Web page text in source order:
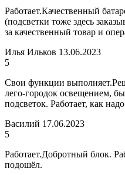
Работает.Качественный
(подсветки тоже здесь
за качественный товар и
Илья Ильков 13.06.2023
5
Свои функции
лего-городок освещением,
подсветок. Работает, как
Василий 17.06.2023
5
Работает.Добротный блок.
подошёл.